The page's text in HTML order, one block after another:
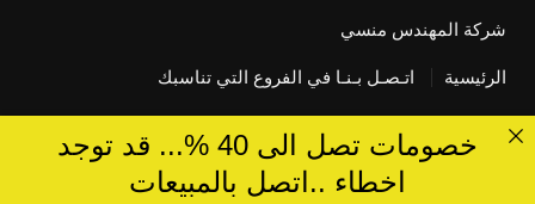
شركة المهندس منسي
الرئيسية اتـصـل بـنـا في الفروع التي تناسبك
خصومات تصل الى 40 %... قد توجد
اخطاء ..اتصل بالمبيعات